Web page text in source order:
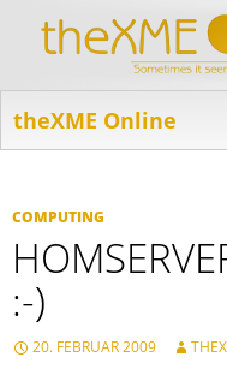
theXME Online
COMPUTING
:-)
20. FEBRUAR 2009